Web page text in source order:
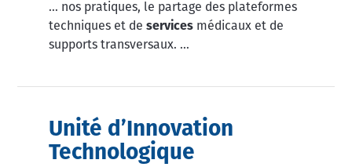
… nos pratiques, le partage des plateformes
techniques et deservices médicaux et de
supports transversaux. …
Unité d’Innovation
Technologique